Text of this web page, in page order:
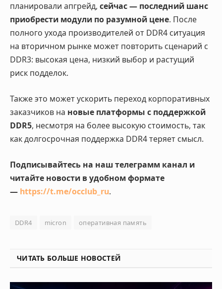
планировали апгрейд, сейчас — последний шанс
приобрести модули по разумной цене. После
полного ухода производителей от DDR4 ситуация
на вторичном рынке может повторить сценарий с
DDR3: высокая цена, низкий выбор и растущий
риск подделок.
Также это может ускорить переход корпоративных
заказчиков на новые платформы с поддержкой
DDR5, несмотря на более высокую стоимость, так
как долгосрочная поддержка DDR4 теряет смысл.
Подписывайтесь на наш телеграмм канал и
читайте новости в удобном формате
— https://t.me/occlub_ru.
DDR4 micron оперативная память
ЧИТАТЬ БОЛЬШЕ НОВОСТЕЙ